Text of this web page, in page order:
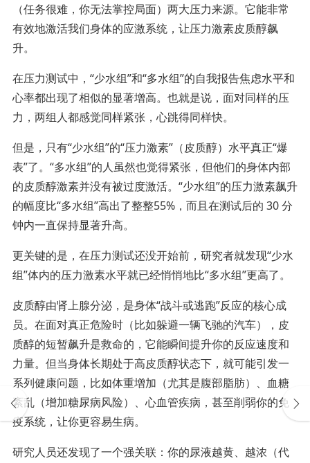
（任务很难，你无法掌控局面）两大压力来源。它能非常
有效地激活我们身体的应激系统，让压力激素皮质醇飙
升。
在压力测试中，“少水组”和“多水组”的自我报告焦虑水平和
心率都出现了相似的显著增高。也就是说，面对同样的压
力，两组人都感觉同样紧张，心跳得同样快。
但是，只有“少水组”的“压力激素”（皮质醇）水平真正“爆
表”了。“多水组”的人虽然也觉得紧张，但他们的身体内部
的皮质醇激素并没有被过度激活。“少水组”的压力激素飙升
的幅度比“多水组”高出了整整55%，而且在测试后的 30 分
钟内一直保持显著升高。
更关键的是，在压力测试还没开始前，研究者就发现“少水
组”体内的压力激素水平就已经悄悄地比“多水组”更高了。
皮质醇由肾上腺分泌，是身体“战斗或逃跑”反应的核心成
员。在面对真正危险时（比如躲避一辆飞驰的汽车），皮
质醇的短暂飙升是救命的，它能瞬间提升你的反应速度和
力量。但当身体长期处于高皮质醇状态下，就可能引发一
系列健康问题，比如体重增加（尤其是腹部脂肪）、血糖
紊乱（增加糖尿病风险）、心血管疾病，甚至削弱你的免
疫系统，让你更容易生病。
研究人员还发现了一个强关联：你的尿液越黄、越浓（代